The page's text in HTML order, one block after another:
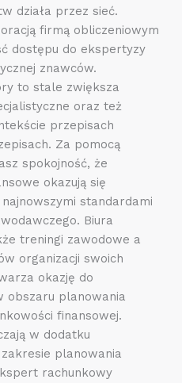
działa przez sieć.
firmą obliczeniowym
dostępu do ekspertyzy
znawców.
to stale zwiększa
oraz też
przepisach
Za pomocą
spokojność, że
okazują się
standardami
Biura
treningi zawodowe a
organizacji swoich
okazję do
obszaru planowania
finansowej.
w dodatku
planowania
rachunkowy